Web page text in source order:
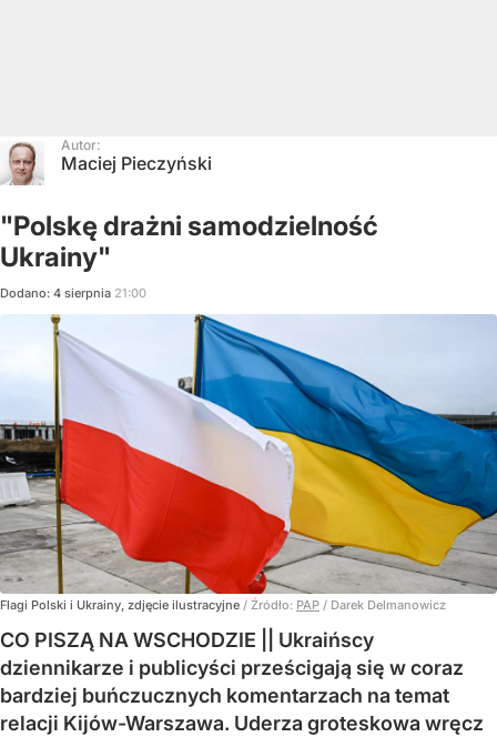
Autor:
Maciej Pieczyński
"Polskę drażni samodzielność
Ukrainy"
Dodano: 4 sierpnia 21:00
Flagi Polski i Ukrainy, zdjęcie ilustracyjne / Źródło: PAP / Darek Delmanowicz
CO PISZĄ NA WSCHODZIE || Ukraińscy
dziennikarze i publicyści prześcigają się w coraz
bardziej buńczucznych komentarzach na temat
relacji Kijów-Warszawa. Uderza groteskowa wręcz